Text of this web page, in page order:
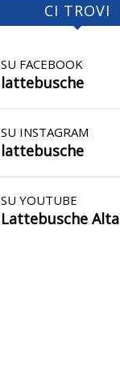
CI TROVI
SU FACEBOOK
lattebusche
SU INSTAGRAM
lattebusche
SU YOUTUBE
Lattebusche